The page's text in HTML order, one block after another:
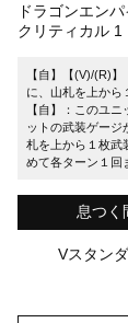
ドラゴンエン
クリティカル 1
【自】【(V)/(R)
に、山札を上から
【自】：このユ
ットの武装ゲー
札を上から１枚武
めて各ターン１回
息つく
Vスタン